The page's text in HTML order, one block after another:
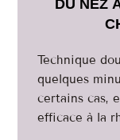
DU NEZ
Technique
quelques
certains cas,
efficace à la